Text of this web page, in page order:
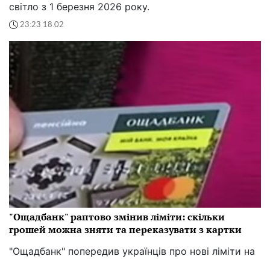
світло з 1 березня 2026 року.
23:23 18.02
"Ощадбанк" раптово змінив ліміти: скільки
грошей можна зняти та переказувати з картки
"Ощадбанк" попередив українців про нові ліміти на